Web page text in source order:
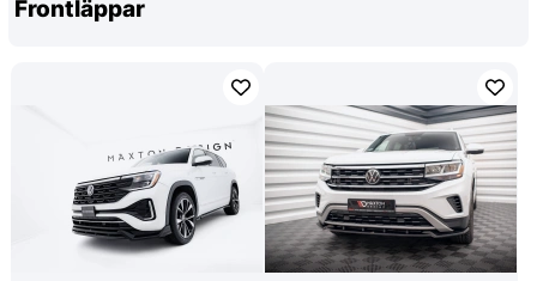
Frontläppar